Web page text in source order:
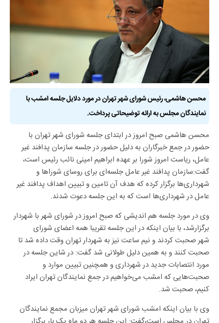
محسن هاشمی، رئیس شورای شهر تهران در مورد دلایل جلسه امشب با
نمایندگان مجلس به ارائه توضیحاتی پرداخت.
محسن هاشمی صبح امروز در ابتدای جلسه شورای شهر تهران با
حضور در جمع خبرگاران به دلیل حضور در جلسه سازمان پدافند غیر
عامل، ریاست امروز شورا بر عهده ابراهیم امینی نائب رئیس است،
گفت:سازمان پدافند غیر عامل جلسه‌ای برای روسای شوراها و
شهرداری‌ها برگزار کرده که هدف آن تامین و تبیین اهداف پدافند غیر
عامل در شهرداری‌ها است که به این جلسه دعوت شدند.
وی در مورد جلسه هم اندیشی که صبح امروز در شورای شهر با شهردار
برگزارشد، با بیان اینکه در این جلسه تقریبا همه اعضای شورای
شهر صحبت کردند و نیم ساعت نیز به شهردار تهران وقت داده شد تا
صحبت کنند و به همین دلیل طولانی شد گفت: در شاین جلسه در
مورد انتصابات جدید در شهرداری و همچنین تبیین موارد و
صحبت‌هایی که امشب می‌خواهیم در جمع نمایندگان تهران ایراد
کنیم، صحبت شد.
وی با بیان اینکه امشب شورای شهر تهران میزبان مجمع نمایندگان